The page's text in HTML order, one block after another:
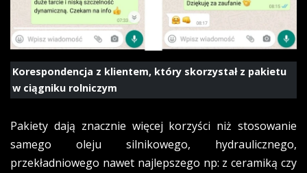
Korespondencja z klientem, który skorzystał z pakietu
w ciągniku rolniczym
Pakiety dają znacznie więcej korzyści niż stosowanie
samego oleju silnikowego, hydraulicznego,
przekładniowego nawet najlepszego np: z ceramiką czy